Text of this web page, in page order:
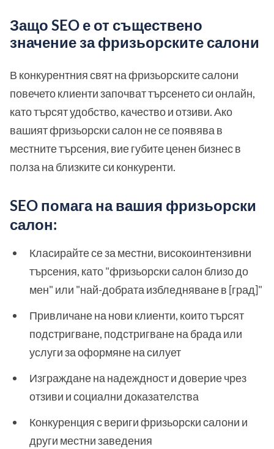
Защо SEO е от съществено
значение за фризьорските салони
В конкурентния свят на фризьорските салони
повечето клиенти започват търсенето си онлайн,
като търсят удобство, качество и отзиви. Ако
вашият фризьорски салон не се появява в
местните търсения, вие губите ценен бизнес в
полза на близките си конкуренти.
SEO помага на вашия фризьорски
салон:
Класирайте се за местни, високоинтензивни
търсения, като "фризьорски салон близо до
мен" или "най-добрата избледняване в [град]"
Привличане на нови клиенти, които търсят
подстригване, подстригване на брада или
услуги за оформяне на силует
Изграждане на надеждност и доверие чрез
отзиви и социални доказателства
Конкуренция с вериги фризьорски салони и
други местни заведения